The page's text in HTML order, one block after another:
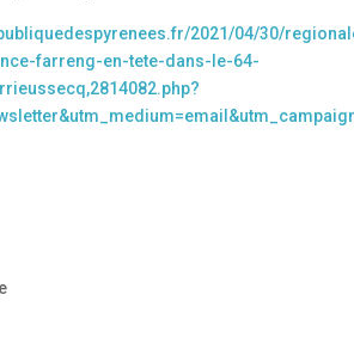
2021/04/30/
farreng-en-tete-dans-le-64-